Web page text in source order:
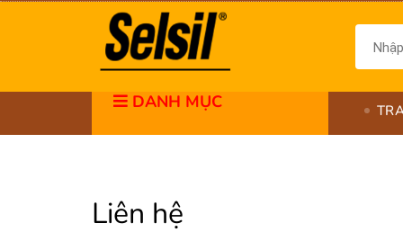
DANH MỤC
Liên hệ